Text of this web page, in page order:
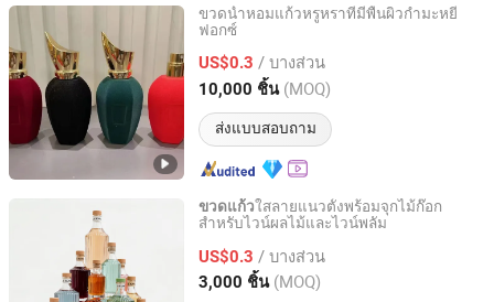
ขวดน้ำหอมแก้วหรูหราที่มีพื้นผิวกำมะหยี่
ฟอกซ์
US$0.3 / บางส่วน
10,000 ชิ้น (MOQ)
ส่งแบบสอบถาม
Cangzhou Weikang Package Co., Ltd.
Hebei, China อัตราจาก 2021
ขวดแก้วใสลายแนวตั้งพร้อมจุกไม้ก๊อก
สำหรับไวน์ผลไม้และไวน์พลัม
US$0.3 / บางส่วน
3,000 ชิ้น (MOQ)
Hangzhou Topwell Packing Co., Ltd.
Zhejiang, China อัตราจาก 2025